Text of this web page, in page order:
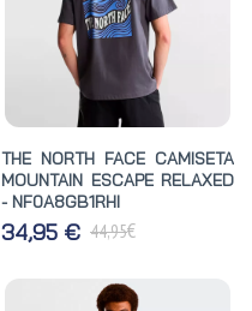
THE NORTH FACE CAMISETA
MOUNTAIN ESCAPE RELAXED
- NF0A8GB1RHI
34,95 € 44,95€